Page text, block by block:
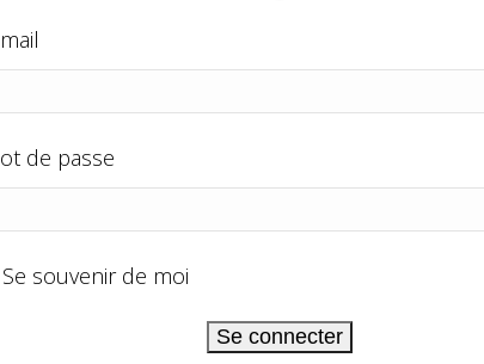
de passe
Se souvenir de moi
Se connecter